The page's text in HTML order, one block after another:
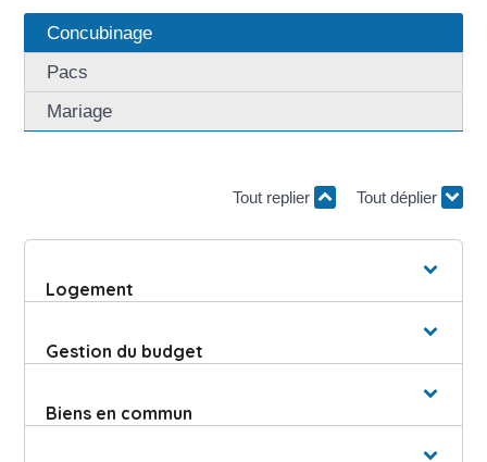
Concubinage
Pacs
Mariage
Tout replier Tout déplier
Logement
Gestion du budget
Biens en commun